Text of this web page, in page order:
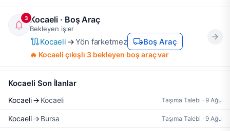
3 Kocaeli · Boş Araç
Bekleyen işler
Kocaeli →Yön farketmez Boş Araç
🔥 Kocaeli çıkışlı 3 bekleyen boş araç var
Kocaeli Son İlanlar
Kocaeli→ Kocaeli Taşıma Talebi · 9 Ağu
Kocaeli→ Bursa Taşıma Talebi · 9 Ağu